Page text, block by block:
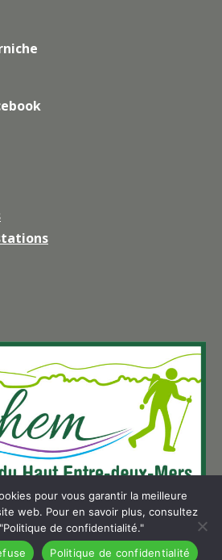
pour vous garantir la meilleure
web. Pour en savoir plus, consultez
de confidentialité."
Politique de confidentialité